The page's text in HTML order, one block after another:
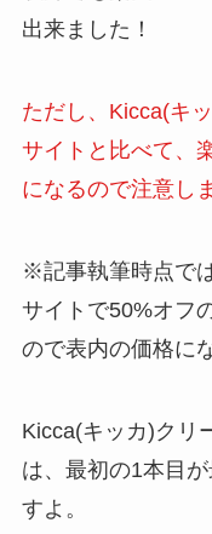
出来ました！
ただし、 Kicca(キ
サイトと比べて、
になるので注意し
※記事執筆時点で
サイトで50%オフ
ので表内の価格に
Kicca(キッカ)クリ
は、最初の1本目
すよ。